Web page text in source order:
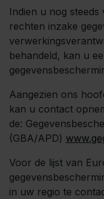
Indien u nog
rechten inzake
behandeld, kan u
Aangezien ons
kan u contact
de:
(GBA/APD)
Voor de lijst van
in uw regio te